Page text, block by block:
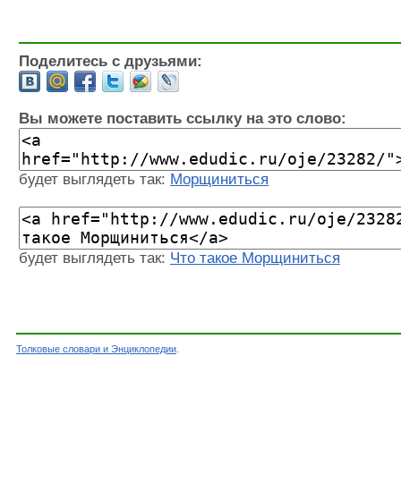
Поделитесь с друзьями:
Вы можете поставить ссылку на это слово:
будет выглядеть так: Морщиниться
будет выглядеть так: Что такое Морщиниться
Толковые словари и Энциклопедии